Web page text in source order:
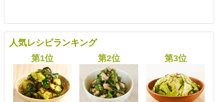
人気レシピランキング